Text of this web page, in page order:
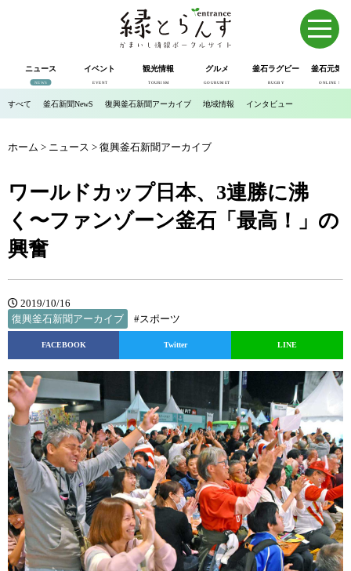
ニュース
NEWS
イベント
EVENT
観光情報
TOURISM
グルメ
GOURUMET
釜石ラグビー
RUGBY
釜石元気
ONLINE SHOP
すべて 釜石新聞NewS 復興釜石新聞アーカイブ 地域情報 インタビュー
ホーム > ニュース > 復興釜石新聞アーカイブ
ワールドカップ日本、3連勝に沸
く〜ファンゾーン釜石「最高！」の
興奮
2019/10/16
復興釜石新聞アーカイブ
#スポーツ
FACEBOOK Twitter LINE